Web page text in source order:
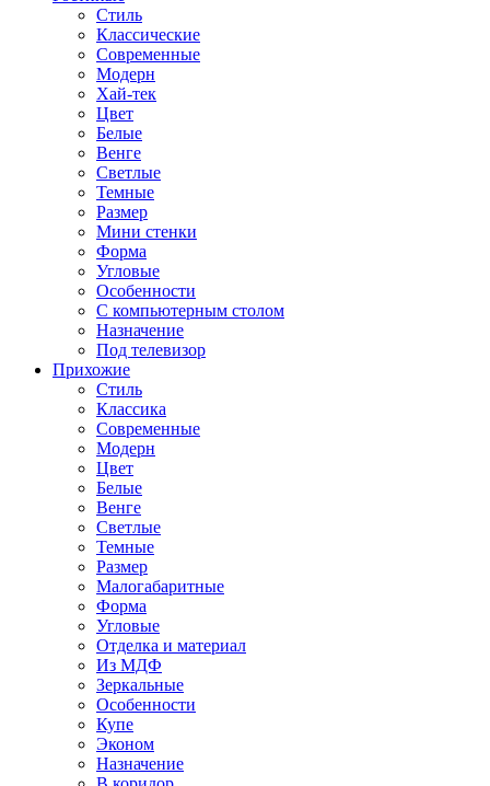
Стиль
Классические
Современные
Модерн
Хай-тек
Цвет
Белые
Венге
Светлые
Темные
Размер
Мини стенки
Форма
Угловые
Особенности
С компьютерным столом
Назначение
Под телевизор
Прихожие
Стиль
Классика
Современные
Модерн
Цвет
Белые
Венге
Светлые
Темные
Размер
Малогабаритные
Форма
Угловые
Отделка и материал
Из МДФ
Зеркальные
Особенности
Купе
Эконом
Назначение